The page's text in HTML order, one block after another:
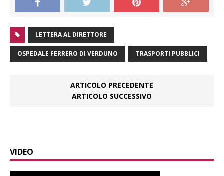
LETTERA AL DIRETTORE
OSPEDALE FERRERO DI VERDUNO TRASPORTI PUBBLICI
ARTICOLO PRECEDENTE
ARTICOLO SUCCESSIVO
VIDEO